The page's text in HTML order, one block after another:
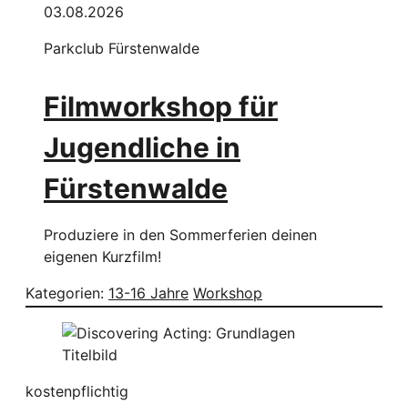
03.08.2026
Parkclub Fürstenwalde
Filmworkshop für
Jugendliche in
Fürstenwalde
Produziere in den Sommerferien deinen
eigenen Kurzfilm!
Kategorien: 13-16 Jahre Workshop
kostenpflichtig